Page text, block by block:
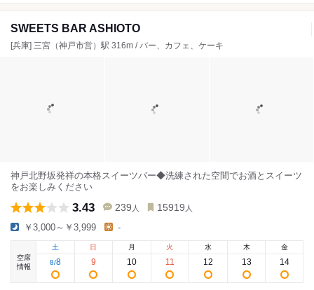
SWEETS BAR ASHIOTO
[兵庫] 三宮（神戸市営）駅 316m / バー、カフェ、ケーキ
神戸北野坂発祥の本格スイーツバー◆洗練された空間でお酒とスイーツ
をお楽しみください
3.43 239 人 15919 人
￥3,000～￥3,999 -
空席
情報
土
8/8
日
9
月
10
火
11
水
12
木
13
金
14